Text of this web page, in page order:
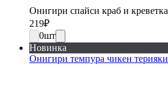
Онигири спайси краб и креветка
219₽
0шт
Новинка
Онигири темпура чикен терияки